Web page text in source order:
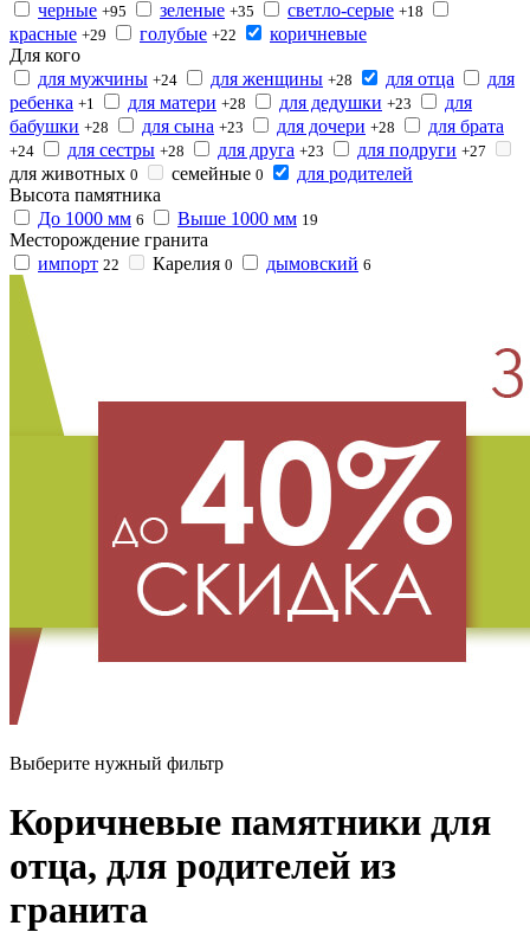
черные +95 зеленые +35 светло-серые +18
красные +29 голубые +22
коричневые
Для кого
для мужчины +24 для женщины +28 для отца
для
ребенка +1 для матери +28 для дедушки +23
для
бабушки +28 для сына +23 для дочери +28 для брата
+24 для сестры +28 для друга +23 для подруги +27
для животных 0 семейные 0
для родителей
Высота памятника
До 1000 мм 6 Выше 1000 мм 19
Месторождение гранита
импорт 22 Карелия 0 дымовский 6
Выберите нужный фильтр
Коричневые памятники для
отца, для родителей из
гранита